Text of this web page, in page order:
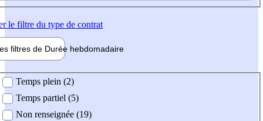
le filtre du type de contrat
filtres de Durée hebdomadaire
Temps plein (2)
Temps partiel (5)
Non renseignée (19)